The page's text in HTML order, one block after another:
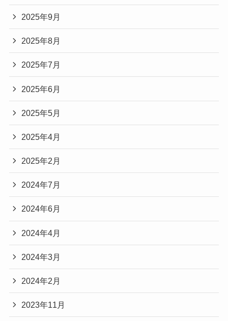
2025年9月
2025年8月
2025年7月
2025年6月
2025年5月
2025年4月
2025年2月
2024年7月
2024年6月
2024年4月
2024年3月
2024年2月
2023年11月